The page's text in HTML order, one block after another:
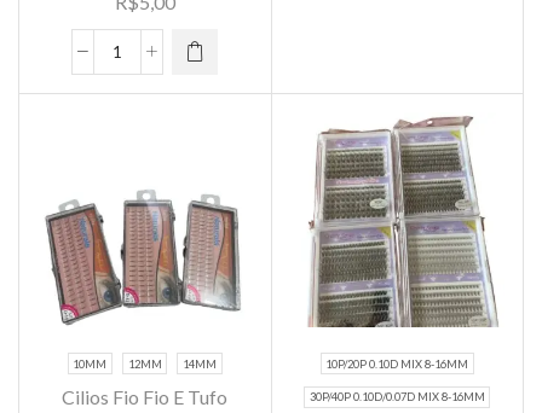
Cilios
Tufinho
12mm
quantidade
variantes.
As opções
podem ser
escolhidas
quantidade
produto
10MM 12MM 14MM
Cilios Fio Fio E Tufo
10P/20P 0.10D MIX 8-16MM
30P/40P 0.10D/0.07D MIX 8-16MM